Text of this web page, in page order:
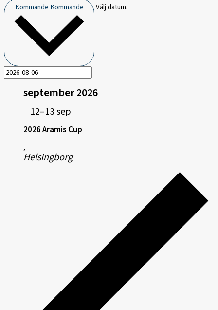
Kommande Kommande Välj datum.
september 2026
12–13 sep
2026 Aramis Cup
,
Helsingborg